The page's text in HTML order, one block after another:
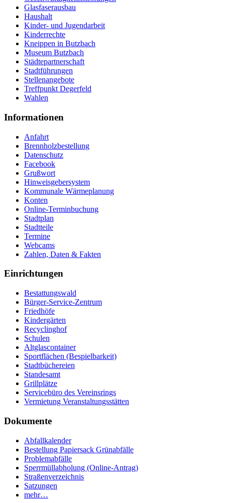
Glasfaserausbau
Haushalt
Kinder- und Jugendarbeit
Kinderrechte
Kneippen in Butzbach
Museum Butzbach
Städtepartnerschaft
Stadtführungen
Stellenangebote
Treffpunkt Degerfeld
Wahlen
Informationen
Anfahrt
Brennholzbestellung
Datenschutz
Facebook
Grußwort
Hinweisgebersystem
Kommunale Wärmeplanung
Konten
Online-Terminbuchung
Stadtplan
Stadtteile
Termine
Webcams
Zahlen, Daten & Fakten
Einrichtungen
Bestattungswald
Bürger-Service-Zentrum
Friedhöfe
Kindergärten
Recyclinghof
Schulen
Altglascontainer
Sportflächen (Bespielbarkeit)
Stadtbüchereien
Standesamt
Grillplätze
Servicebüro des Vereinsrings
Vermietung Veranstaltungsstätten
Dokumente
Abfallkalender
Bestellung Papiersack Grünabfälle
Problemabfälle
Sperrmüllabholung (Online-Antrag)
Straßenverzeichnis
Satzungen
mehr…